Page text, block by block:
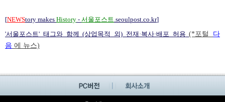
[NEWStory makes History - 서울포스트.seoulpost.co.kr]
'서울포스트' 태그와 함께 (상업목적 외) 전재·복사·배포 허용 (*포털 다
음 에 뉴스)